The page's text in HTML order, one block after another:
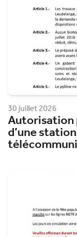
30 juillet 2026
d’une